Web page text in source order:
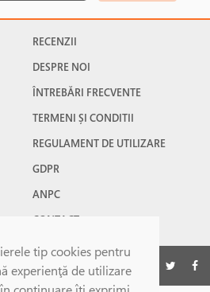
tip cookies pentru
experienţă de utilizare
RECENZII
DESPRE NOI
ÎNTREBĂRI FRECVENTE
TERMENI ȘI CONDITII
REGULAMENT DE UTILIZARE
GDPR
ANPC
CONTACT